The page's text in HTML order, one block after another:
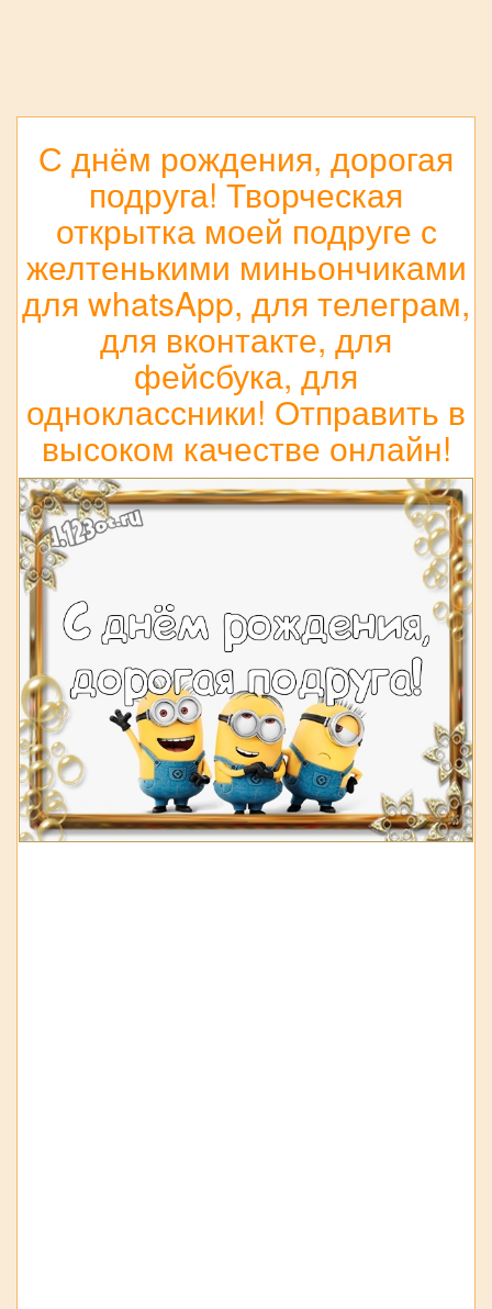
С днём рождения, дорогая
подруга! Творческая
открытка моей подруге с
желтенькими миньончиками
для whatsApp, для телеграм,
для вконтакте, для
фейсбука, для
одноклассники! Отправить в
высоком качестве онлайн!